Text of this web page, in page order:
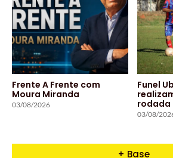
Frente A Frente com
Moura Miranda
03/08/2026
Funel
rodada
03/08/
+ Base